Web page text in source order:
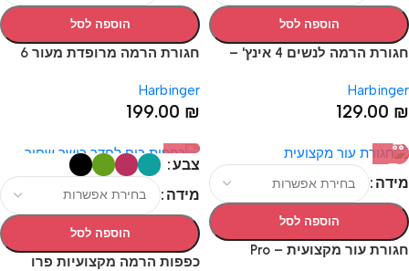
הוספה לסל
חגורת הרמה לנשים 4 אינץ' –
NYLON BELT
Harbinger
129.00 ₪
הוספה לסל
חגורת הרמה מרופדת מעור 6
PADDED LEATHER BELT 6
Harbinger
199.00 ₪
מידה
הוספה לסל
חגורת עור מקצועית – Pro
צבע
מידה
הוספה לסל
כפפות הרמה מקצועיות פרו